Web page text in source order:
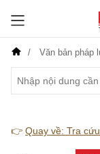
Văn bản pháp
👉 Quay về: Tra